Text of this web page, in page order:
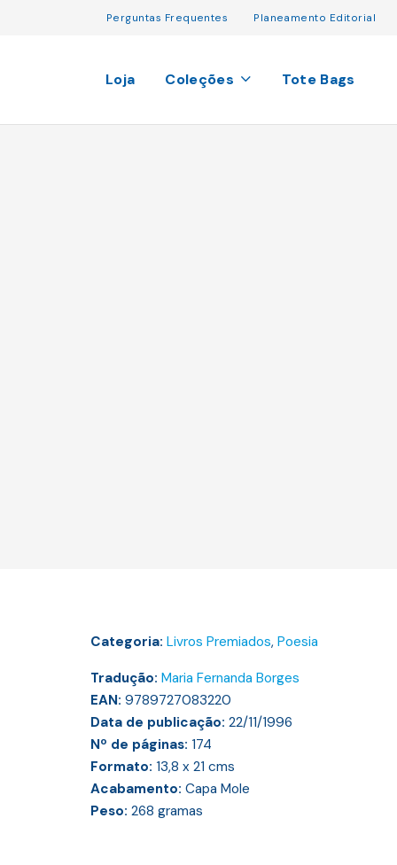
Perguntas Frequentes Planeamento Editorial
Loja Coleções Tote Bags
Categoria: Livros Premiados, Poesia
Tradução: Maria Fernanda Borges
EAN: 9789727083220
Data de publicação: 22/11/1996
Nº de páginas: 174
Formato: 13,8 x 21 cms
Acabamento: Capa Mole
Peso: 268 gramas